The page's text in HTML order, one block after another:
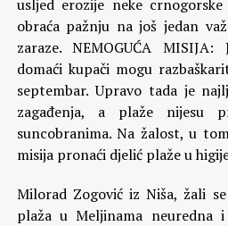
usljed erozije neke
obraća pažnju na još jedan
zaraze.NEMOGUĆA
domaći kupači mogu
septembar. Upravo tada je
zagađenja, a plaže nijesu
suncobranima. Na žalost, u
misija pronaći djelić plaže u
Milorad Zogović iz Niša, žali
plaža u Meljinama neuredna